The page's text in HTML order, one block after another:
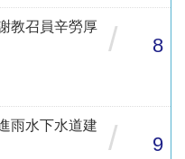
教召員辛勞厚
/ 8
雨水下水道建
/ 9